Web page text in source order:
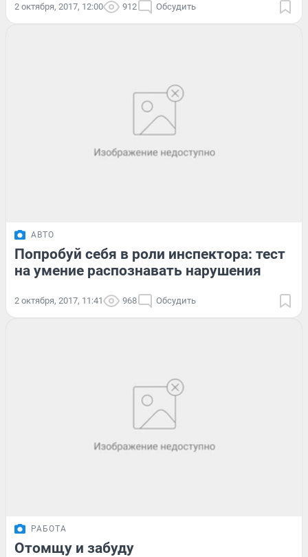
2 октября, 2017, 12:00 912 Обсудить
АВТО
Попробуй себя в роли инспектора: тест
на умение распознавать нарушения
2 октября, 2017, 11:41 968 Обсудить
РАБОТА
Отомщу и забуду